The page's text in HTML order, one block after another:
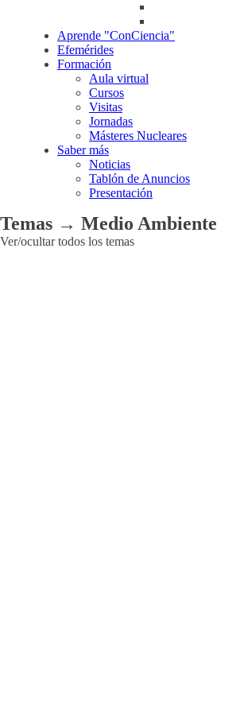
Aprende "ConCiencia"
Efemérides
Formación
Aula virtual
Cursos
Visitas
Jornadas
Másteres Nucleares
Saber más
Noticias
Tablón de Anuncios
Presentación
Temas → Medio Ambiente
Ver/ocultar todos los temas